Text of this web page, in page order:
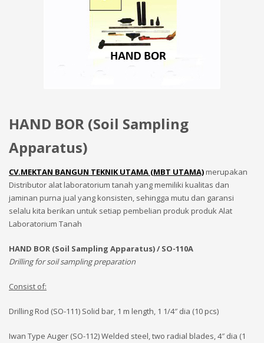
HAND BOR (Soil Sampling
Apparatus)
CV.MEKTAN BANGUN TEKNIK UTAMA (MBT UTAMA)merupakan
Distributor alat laboratorium tanah yang memiliki kualitas dan
jaminan purna jual yang konsisten, sehingga mutu dan garansi
selalu kita berikan untuk setiap pembelian produk produk Alat
Laboratorium Tanah
HAND BOR (Soil Sampling Apparatus) / SO-110A
Drilling for soil sampling preparation
Consist of:
Drilling Rod (SO-111) Solid bar, 1 m length, 1 1/4″ dia (10 pcs)
Iwan Type Auger (SO-112) Welded steel, two radial blades, 4″ dia (1